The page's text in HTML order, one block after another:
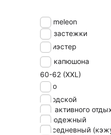
Chameleon
без застежки
полиэстер
без капюшона
60-62 (XXL)
Лето
городской
для активного
молодежный
повседневный